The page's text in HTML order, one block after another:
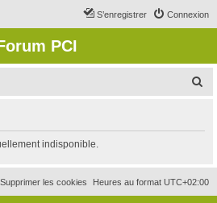
Connexion
S’enregistrer
PCI
r
c
indisponible.
Heures au format UTC+02:00
Supprimer les cookies